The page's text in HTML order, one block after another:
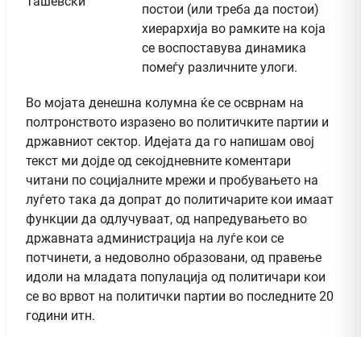
постои (или треба да постои)
хиерархија во рамките на која
се воспоставува динамика
помеѓу различните улоги.
Во мојата денешна колумна ќе се осврнам на
полтронството изразено во политичките партии и
државниот сектор. Идејата да го напишам овој
текст ми дојде од секојдневните коментари
читани по социјалните мрежи и пробувањето на
луѓето така да допрат до политичарите кои имаат
функции да одлучуваат, од напредувањето во
државната администрација на луѓе кои се
потчинети, а недоволно образовани, од правење
идоли на младата популација од политичари кои
се во врвот на политички партии во последните 20
години итн.